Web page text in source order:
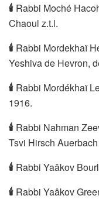
🕯 Rabbi Moché
Chaoul z.t.l.
🕯 Rabbi Mordekhaï
Yeshiva de Hevron,
🕯 Rabbi Mordékhaï
1916.
🕯 Rabbi Nahman
Tsvi Hirsch
🕯 Rabbi Yaâkov
🕯 Rabbi Yaâkov